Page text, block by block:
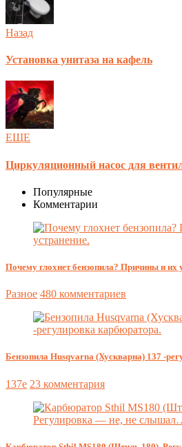
Назад
Установка унитаза на кафель
ЕЩЕ
Циркуляционный насос для
Популярные
Комментарии
Почему глохнет бензопила? Причины и их
Разное 480 комментариев
Бензопила Husqvarna (Хускварна) 137 -
137e 23 комментария